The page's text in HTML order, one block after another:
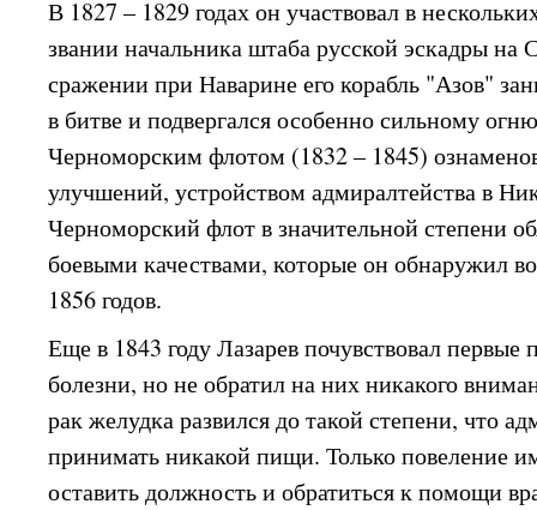
В 1827 – 1829 годах он участвовал в
звании начальника штаба русской эскадры
сражении при Наварине его корабль "Азов"
в битве и подвергался особенно сильному
Черноморским флотом (1832 – 1845)
улучшений, устройством адмиралтейства в
Черноморский флот в значительной степени
боевыми качествами, которые он обнаружил
1856 годов.
Еще в 1843 году Лазарев почувствовал первые
болезни, но не обратил на них никакого
рак желудка развился до такой степени, что
принимать никакой пищи. Только повеление
оставить должность и обратиться к помощи